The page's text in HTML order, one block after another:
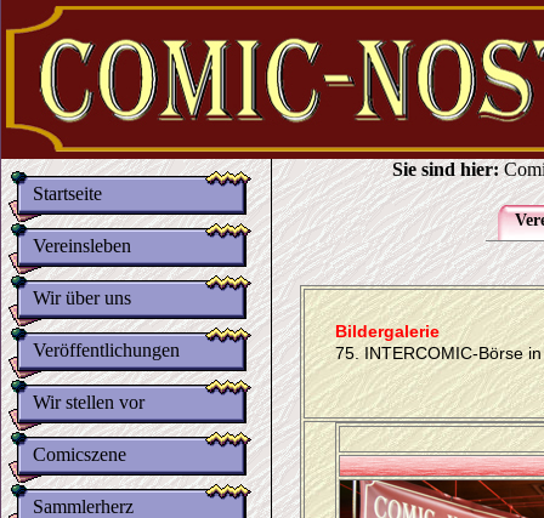
Startseite
Vereinsleben
Wir über uns
Veröffentlichungen
Wir stellen vor
Comicszene
Sammlerherz
Sie sind hier:
Bildergalerie
75. INTERCOMIC-Börse